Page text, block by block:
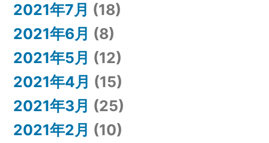
2021年7月 (18)
2021年6月 (8)
2021年5月 (12)
2021年4月 (15)
2021年3月 (25)
2021年2月 (10)